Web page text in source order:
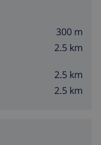
300 m
2.5 km
2.5 km
2.5 km